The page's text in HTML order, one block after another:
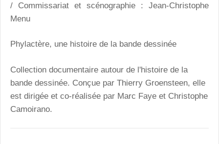
/ Commissariat et scénographie : Jean-Christophe
Menu
Phylactère, une histoire de la bande dessinée
Collection documentaire autour de l'histoire de la
bande dessinée. Conçue par Thierry Groensteen, elle
est dirigée et co-réalisée par Marc Faye et Christophe
Camoirano.